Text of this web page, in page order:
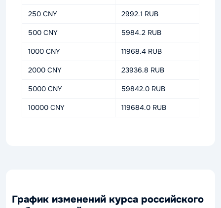
250 CNY 2992.1 RUB
500 CNY 5984.2 RUB
1000 CNY 11968.4 RUB
2000 CNY 23936.8 RUB
5000 CNY 59842.0 RUB
10000 CNY 119684.0 RUB
График изменений курса российского